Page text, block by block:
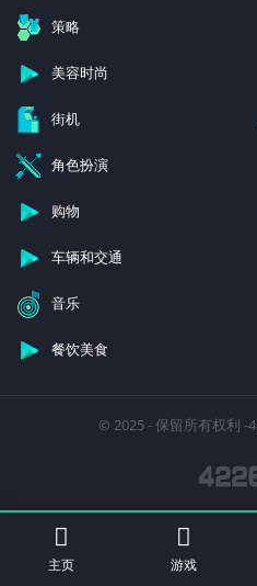
策略
美容时尚
街机
角色扮演
购物
车辆和交通
音乐
餐饮美食
© 2025 - 保留所有权利 -
主页 游戏